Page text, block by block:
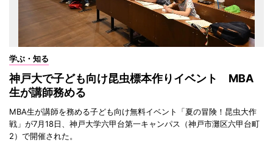
学ぶ・知る
神戸大で子ども向け昆虫標本作りイベント MBA
生が講師務める
MBA生が講師を務める子ども向け無料イベント「夏の冒険！昆虫大作
戦」が7月18日、神戸大学六甲台第一キャンパス（神戸市灘区六甲台町
2）で開催された。